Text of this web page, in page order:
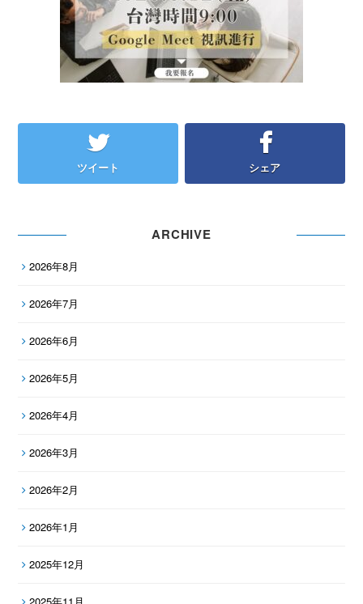
ツイート シェア
ARCHIVE
2026年8月
2026年7月
2026年6月
2026年5月
2026年4月
2026年3月
2026年2月
2026年1月
2025年12月